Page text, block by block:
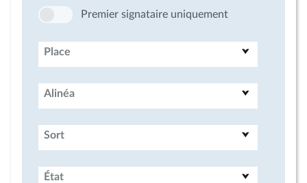
Premier signataire uniquement
Place
Alinéa
Sort
État